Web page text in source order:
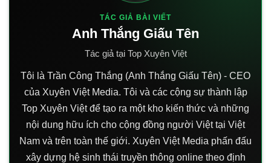
TÁC GIẢ BÀI VIẾT
Anh Thắng Giấu Tên
Tác giả tại Top Xuyên Việt
Tôi là Trần Công Thắng (Anh Thắng Giấu Tên) - CEO
của Xuyên Việt Media. Tôi và các cộng sự thành lập
Top Xuyên Việt để tạo ra một kho kiến thức và những
nội dung hữu ích cho cộng đồng người Việt tại Việt
Nam và trên toàn thế giới. Xuyên Việt Media phấn đấu
xây dựng hệ sinh thái truyền thông online theo định